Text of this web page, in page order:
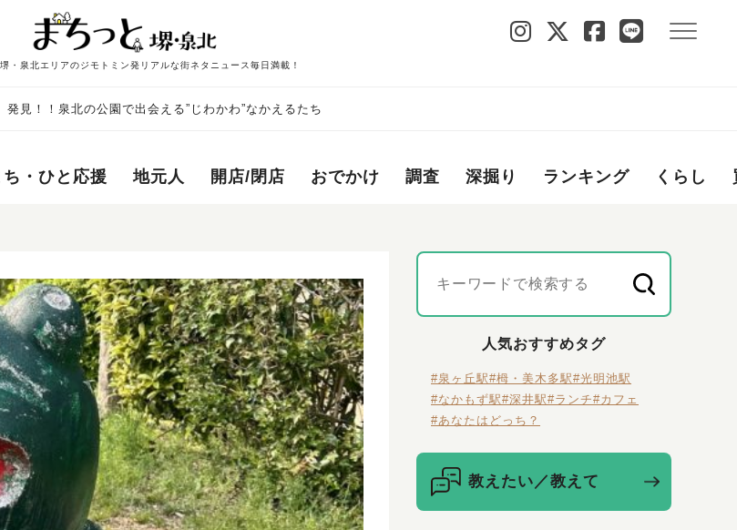
・泉北エリアのジモトミン発リアルな街ネタニュース毎日満載！
見！！泉北の公園で出会える”じわかわ”なかえるたち
ち・ひと応援 地元人 開店/閉店 おでかけ 調査 深掘り ランキング くらし
人気おすすめタグ
#泉ヶ丘駅#栂・美木多駅#光明池駅
#なかもず駅#深井駅#ランチ#カフェ
#あなたはどっち？
教えたい／教えて